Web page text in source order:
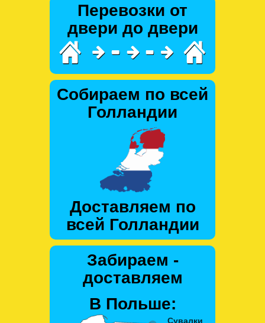
Перевозки от
двери до двери
Собираем по всей
Голландии
Доставляем по
всей Голландии
Забираем -
доставляем
В Польше: